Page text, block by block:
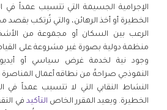
الإجرامية الجسيمة التي تتسبب عمداً في
الخطيرة أو أخذ الرهائن، والتي تُرتكب بقصد
الرعب بين السكان أو مجموعة من
منظمة دولية بصورة غير مشروعة على
وجود نية لخدمة غرض سياسي أو
النموذجي صراحةً من نطاقه أعمال المناصرة
النشاط النقابي التي لا تتسبب عمداً في
الخطيرة. ويعيد المقرر الخاص التأكيد في